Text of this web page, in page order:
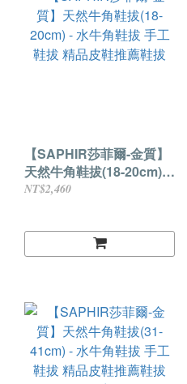
【SAPHIR莎菲爾-金質】
天然牛角鞋拔(18-20cm) -
水牛角鞋拔 手工鞋拔 精品
NT$2,460